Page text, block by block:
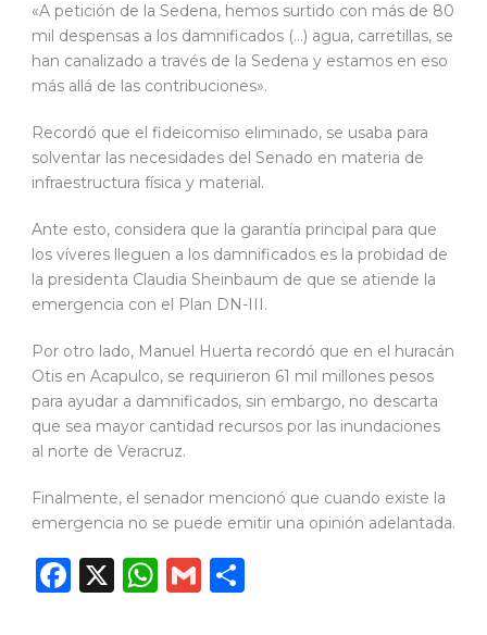
«A petición de la Sedena, hemos surtido con más de 80
mil despensas a los damnificados (…) agua, carretillas, se
han canalizado a través de la Sedena y estamos en eso
más allá de las contribuciones».
Recordó que el fideicomiso eliminado, se usaba para
solventar las necesidades del Senado en materia de
infraestructura física y material.
Ante esto, considera que la garantía principal para que
los víveres lleguen a los damnificados es la probidad de
la presidenta Claudia Sheinbaum de que se atiende la
emergencia con el Plan DN-III.
Por otro lado, Manuel Huerta recordó que en el huracán
Otis en Acapulco, se requirieron 61 mil millones pesos
para ayudar a damnificados, sin embargo, no descarta
que sea mayor cantidad recursos por las inundaciones
al norte de Veracruz.
Finalmente, el senador mencionó que cuando existe la
emergencia no se puede emitir una opinión adelantada.
Facebook
X WhatsApp
Gmail